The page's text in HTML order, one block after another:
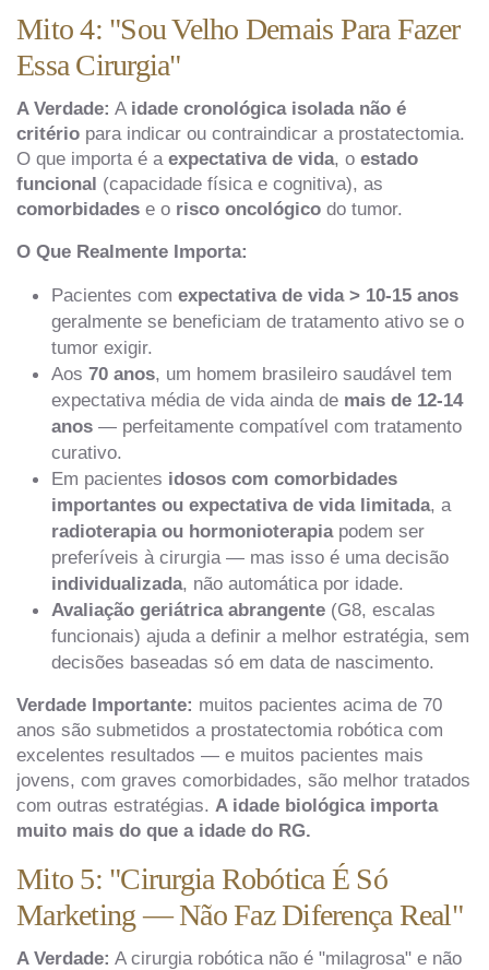
Mito 4: "Sou Velho Demais Para Fazer
Essa Cirurgia"
A Verdade: A idade cronológica isolada não é
critério para indicar ou contraindicar a prostatectomia.
O que importa é a expectativa de vida, o estado
funcional (capacidade física e cognitiva), as
comorbidades e o risco oncológico do tumor.
O Que Realmente Importa:
Pacientes com expectativa de vida > 10-15 anos
geralmente se beneficiam de tratamento ativo se o
tumor exigir.
Aos 70 anos, um homem brasileiro saudável tem
expectativa média de vida ainda de mais de 12-14
anos — perfeitamente compatível com tratamento
curativo.
Em pacientes idosos com comorbidades
importantes ou expectativa de vida limitada, a
radioterapia ou hormonioterapiapodem ser
preferíveis à cirurgia — mas isso é uma decisão
individualizada, não automática por idade.
Avaliação geriátrica abrangente (G8, escalas
funcionais) ajuda a definir a melhor estratégia, sem
decisões baseadas só em data de nascimento.
Verdade Importante: muitos pacientes acima de 70
anos são submetidos a prostatectomia robótica com
excelentes resultados — e muitos pacientes mais
jovens, com graves comorbidades, são melhor tratados
com outras estratégias. A idade biológica importa
muito mais do que a idade do RG.
Mito 5: "Cirurgia Robótica É Só
Marketing — Não Faz Diferença Real"
A Verdade: A cirurgia robótica não é "milagrosa" e não